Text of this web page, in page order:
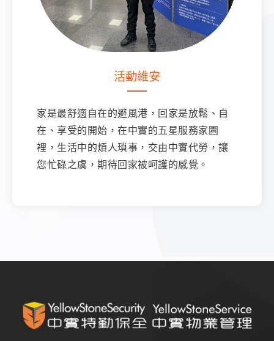
活動維安
家是最舒適自在的避風港，回家是放鬆、自
在、享受的開始，在中實的五星服務家園
裡，生活中的煩人瑣事，交由中實代勞，讓
您忙碌之虞，期待回家被呵護的感覺。